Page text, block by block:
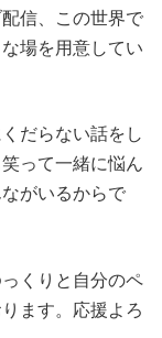
信、この世界で
場を用意してい
だらない話をし
って一緒に悩ん
がいるからで
くりと自分のペ
ます。応援よろ